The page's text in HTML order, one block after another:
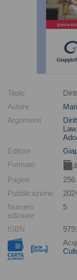
Titolo
Autore
Argomenti
Law
Editore
Formato
Pagine
256
Pubblicazione
Numero
edizione
5
ISBN